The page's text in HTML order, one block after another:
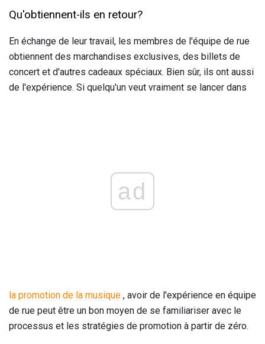
Qu'obtiennent-ils en retour?
En échange de leur travail, les membres de l'équipe de rue
obtiennent des marchandises exclusives, des billets de
concert et d'autres cadeaux spéciaux. Bien sûr, ils ont aussi
de l'expérience. Si quelqu'un veut vraiment se lancer dans
ad
la promotion de la musique , avoir de l'expérience en équipe
de rue peut être un bon moyen de se familiariser avec le
processus et les stratégies de promotion à partir de zéro.